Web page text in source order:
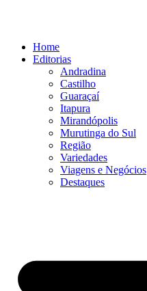
conteúdoHome
Editorias
Andradina
Castilho
Guaraçaí
Itapura
Mirandópolis
Murutinga do Sul
Região
Variedades
Viagens e Negócios
Destaques